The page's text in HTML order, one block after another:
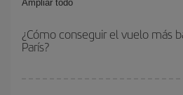
Ampliar todo
¿Cómo conseguir el vuelo más
París?